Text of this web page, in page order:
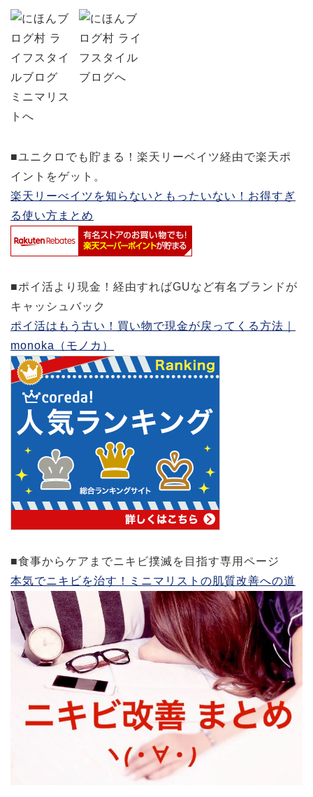
■ユニクロでも貯まる！楽天リーベイツ経由で楽天ポ
イントをゲット。
楽天リーべイツを知らないともったいない！お得すぎ
る使い方まとめ
■ポイ活より現金！経由すればGUなど有名ブランドが
キャッシュバック
ポイ活はもう古い！買い物で現金が戻ってくる方法｜
monoka（モノカ）
■食事からケアまでニキビ撲滅を目指す専用ページ
本気でニキビを治す！ミニマリストの肌質改善への道